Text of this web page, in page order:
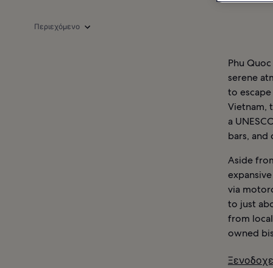
Περιεχόμενο
Phu
serene
to
Vietnam,
a
bars, and
Aside
via
to just
from
owned